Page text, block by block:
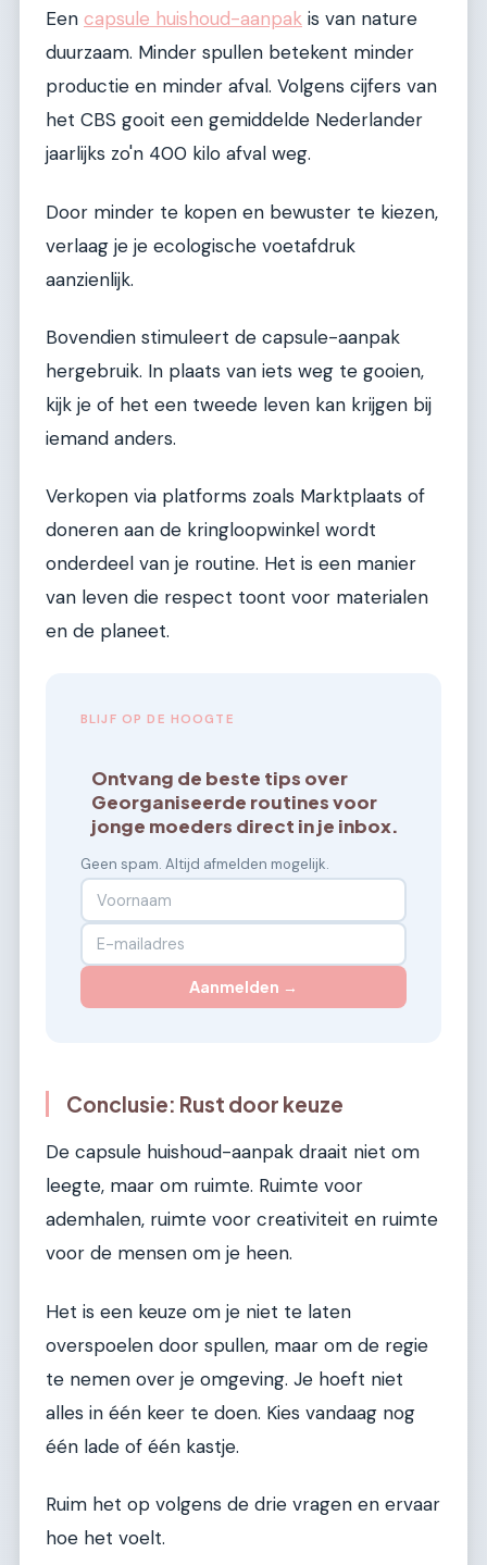
Een capsule huishoud-aanpak is van nature
duurzaam. Minder spullen betekent minder
productie en minder afval. Volgens cijfers van
het CBS gooit een gemiddelde Nederlander
jaarlijks zo'n 400 kilo afval weg.
Door minder te kopen en bewuster te kiezen,
verlaag je je ecologische voetafdruk
aanzienlijk.
Bovendien stimuleert de capsule-aanpak
hergebruik. In plaats van iets weg te gooien,
kijk je of het een tweede leven kan krijgen bij
iemand anders.
Verkopen via platforms zoals Marktplaats of
doneren aan de kringloopwinkel wordt
onderdeel van je routine. Het is een manier
van leven die respect toont voor materialen
en de planeet.
BLIJF OP DE HOOGTE
Ontvang de beste tips over
Georganiseerde routines voor
jonge moeders direct in je inbox.
Geen spam. Altijd afmelden mogelijk.
Aanmelden →
Conclusie: Rust door keuze
De capsule huishoud-aanpak draait niet om
leegte, maar om ruimte. Ruimte voor
ademhalen, ruimte voor creativiteit en ruimte
voor de mensen om je heen.
Het is een keuze om je niet te laten
overspoelen door spullen, maar om de regie
te nemen over je omgeving. Je hoeft niet
alles in één keer te doen. Kies vandaag nog
één lade of één kastje.
Ruim het op volgens de drie vragen en ervaar
hoe het voelt.